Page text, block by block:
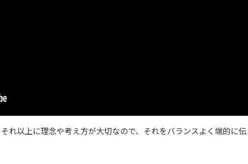
れ以上に理念や考え方が大切なので、それをバランスよく端的に